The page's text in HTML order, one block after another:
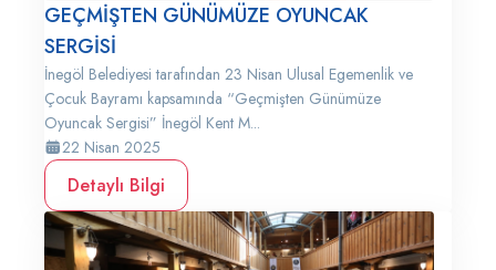
GEÇMİŞTEN GÜNÜMÜZE OYUNCAK
SERGİSİ
İnegöl Belediyesi tarafından 23 Nisan Ulusal Egemenlik ve
Çocuk Bayramı kapsamında “Geçmişten Günümüze
Oyuncak Sergisi” İnegöl Kent M...
22 Nisan 2025
Detaylı Bilgi